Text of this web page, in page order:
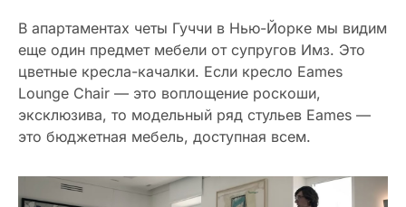
В апартаментах четы Гуччи в Нью-Йорке мы видим
еще один предмет мебели от супругов Имз. Это
цветные кресла-качалки. Если кресло Eames
Lounge Chair — это воплощение роскоши,
эксклюзива, то модельный ряд стульев Eames —
это бюджетная мебель, доступная всем.